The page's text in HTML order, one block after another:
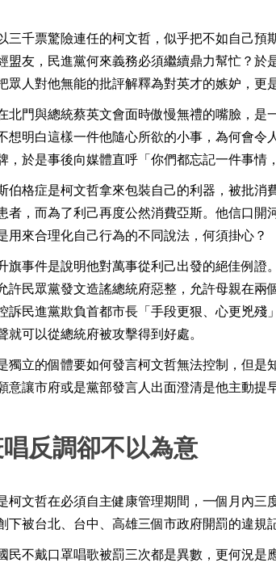
三千票驚險連任的柯文哲，似乎把不如自己
盟友，民進黨何來義務必須繼續鼎力幫忙？
眾人對他無能的批評解釋為對英才的嫉妒，更
北門與總統蔡英文會面時傲慢無禮的嘴臉，
想明白這樣一件他隨心所欲的小事，為何會
，於是事後向媒體直呼「你們都忘記一件事情
伯格症是柯文哲拿來包裝自己的利器，被批
者，而為了利己再度公然消費亞斯。他信口開
用來合理化自己行為的不同說法，何須掛心？
旗事件是說明他對萬事從利己出發的絕佳例
許民眾黨發文造謠總統府惡整，允許母親在
訴民進黨欺負首都市長「手段更狠、心更兇
就可以從總統府被攻擊得到好處。
獨立的個體要如何發言柯文哲無法控制，但是
意讓市府或是黨部發言人出面澄清是他主動
反調卻不以為意
柯文哲在必須自主健康管理期間，一個月內
下被台北、台中、高雄三個市政府開罰的違規
民不戴口罩唱歌被罰三次都是異數，更何況